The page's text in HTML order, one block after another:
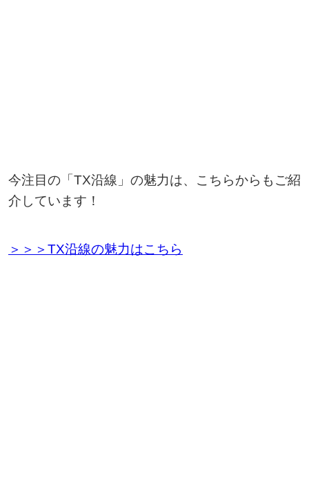
今注目の「TX沿線」の魅力は、こちらからもご紹
介しています！
＞＞＞TX沿線の魅力はこちら